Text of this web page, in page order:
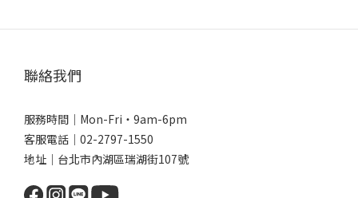
聯絡我們
服務時間｜Mon-Fri・9am-6pm
客服電話｜02-2797-1550
地址｜台北市內湖區瑞湖街107號